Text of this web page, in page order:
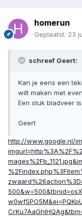
homerun
Geplaatst: 23
schreef Geert:
Kan je eens een
wilt maken met
Een stuk bladveer
Geert
http://www.google.nl/